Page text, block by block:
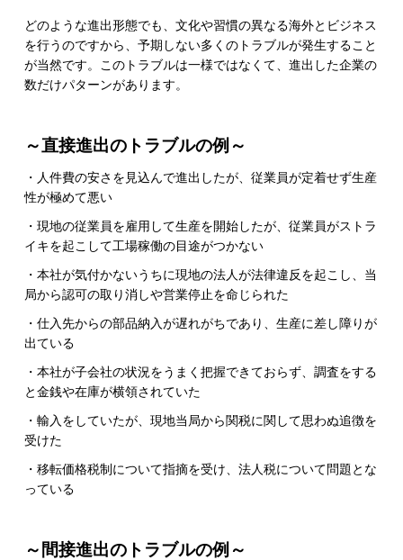
どのような進出形態でも、文化や習慣の異なる海外とビジネス
を行うのですから、予期しない多くのトラブルが発生すること
が当然です。このトラブルは一様ではなくて、進出した企業の
数だけパターンがあります。
～直接進出のトラブルの例～
・人件費の安さを見込んで進出したが、従業員が定着せず生産
性が極めて悪い
・現地の従業員を雇用して生産を開始したが、従業員がストラ
イキを起こして工場稼働の目途がつかない
・本社が気付かないうちに現地の法人が法律違反を起こし、当
局から認可の取り消しや営業停止を命じられた
・仕入先からの部品納入が遅れがちであり、生産に差し障りが
出ている
・本社が子会社の状況をうまく把握できておらず、調査をする
と金銭や在庫が横領されていた
・輸入をしていたが、現地当局から関税に関して思わぬ追徴を
受けた
・移転価格税制について指摘を受け、法人税について問題とな
っている
～間接進出のトラブルの例～